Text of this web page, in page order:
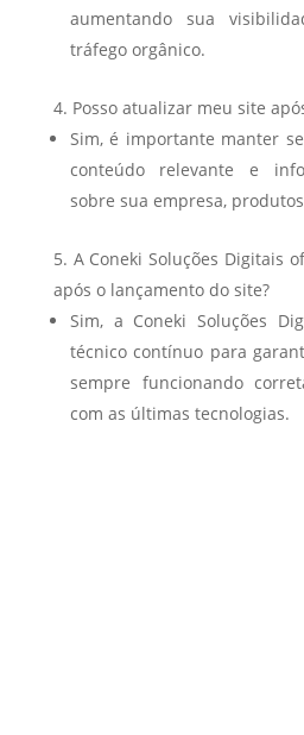
aumentando sua
tráfego orgânico.
Posso atualizar meu site
Sim, é importante manter
conteúdo relevante e
sobre sua empresa,
A Coneki Soluções Digitais
após o lançamento do site?
Sim, a Coneki Soluções
técnico contínuo para
sempre funcionando
com as últimas tecnologias.